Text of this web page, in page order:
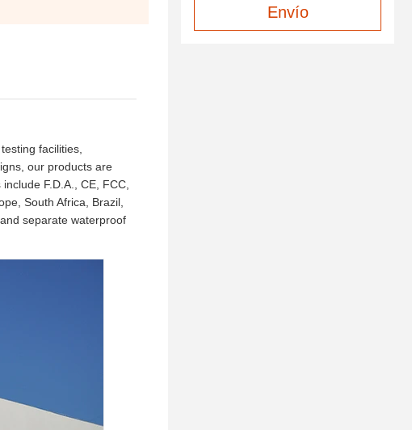
facilities,
our products are
F.D.A., CE, FCC,
South Africa, Brazil,
separate waterproof
Envío